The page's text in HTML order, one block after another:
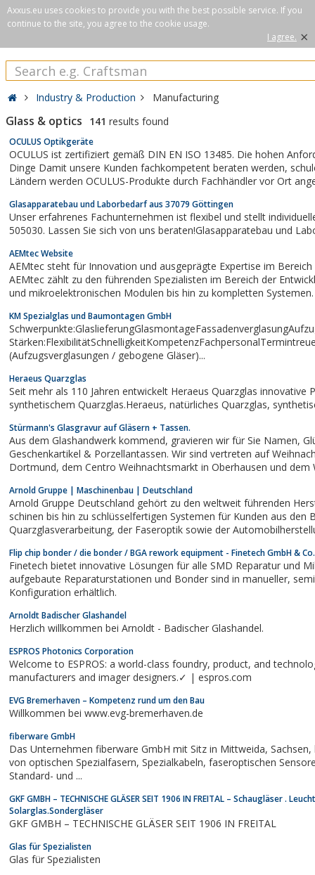
Axxus.eu uses cookies to provide you with the best possible service. If you
continue to the site, you agree to the cookie usage.
I agree. ×
Industry & Production Manufacturing
Glass & optics 141 results found
OCULUS Optikgeräte
OCULUS ist zertifiziert gemäß DIN EN ISO 13485. Die hohen
Dinge Damit unsere Kunden fachkompetent beraten werden, schulen wir unsere Mitarbeiter. In über 75
Ländern werden OCULUS-Produkte durch Fachhändler vor Ort
Glasapparatebau und Laborbedarf aus 37079 Göttingen
Unser erfahrenes Fachunternehmen ist flexibel und stellt
505030. Lassen Sie sich von uns beraten!Glasapparatebau und
AEMtec Website
AEMtec steht für Innovation und ausgeprägte Expertise im
AEMtec zählt zu den führenden Spezialisten im Bereich der
und mikroelektronischen Modulen bis hin zu kompletten Systemen.
KM Spezialglas und Baumontagen GmbH
(Aufzugsverglasungen / gebogene Gläser)...
Heraeus Quarzglas
Seit mehr als 110 Jahren entwickelt Heraeus Quarzglas innovative
synthetischem
Stürmann's Glasgravur auf Gläsern + Tassen.
Aus dem Glashandwerk kommend, gravieren wir für Sie Namen, Glückwünsche & Sprüche auf Gläser,
Geschenkartikel & Porzellantassen. Wir sind vertreten auf
Dortmund, dem Centro Weihnachtsmarkt in Oberhausen und dem Weihnachtsmarkt in Bielefeld.Für Sie
Arnold Gruppe | Maschinenbau | Deutschland
Arnold Gruppe Deutschland gehört zu den weltweit führenden Herstellern von
schinen bis hin zu schlüsselfertigen Systemen für Kunden aus den
Quarzglasverarbeitung, der Faseroptik sowie der
Flip chip bonder / die bonder / BGA rework equipment - Finetech GmbH &
Finetech bietet innovative Lösungen für alle SMD Reparatur und
aufgebaute Reparaturstationen und Bonder sind in manueller, semiautomatischer und automatischer
Konfiguration erhältlich.
Arnoldt Badischer Glashandel
Herzlich willkommen bei Arnoldt - Badischer Glashandel.
ESPROS Photonics Corporation
Welcome to ESPROS: a world-class foundry, product, and technology solution provider for optoelectronics
manufacturers and imager designers.✓ | espros.com
EVG Bremerhaven – Kompetenz rund um den Bau
Willkommen bei www.evg-bremerhaven.de
fiberware GmbH
Das Unternehmen fiberware GmbH mit Sitz in Mittweida, Sachsen, hat sich als weltweit führender Hersteller
von optischen Spezialfasern, Spezialkabeln, faseroptischen Sensoren, Faserbündeln und Kapillaren für
Standard- und ...
GKF GMBH – TECHNISCHE GLÄSER SEIT 1906 IN FREITAL – Schaugläser .
Solarglas.Sondergläser
GKF GMBH – TECHNISCHE GLÄSER SEIT 1906 IN FREITAL
Glas für Spezialisten
Glas für Spezialisten